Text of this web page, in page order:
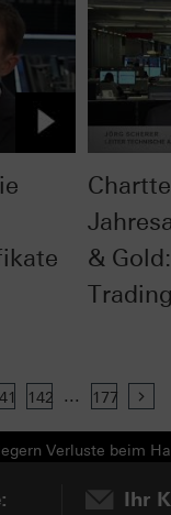
&
142 ... 177
Verluste beim
Ihr